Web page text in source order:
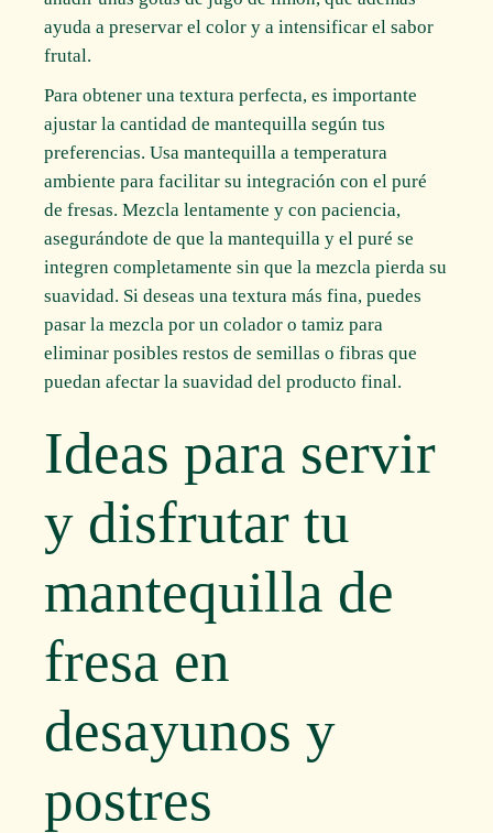
ayuda a preservar el color y a intensificar el sabor
frutal.
Para obtener una textura perfecta, es importante
ajustar la cantidad de mantequilla según tus
preferencias. Usa mantequilla a temperatura
ambiente para facilitar su integración con el puré
de fresas. Mezcla lentamente y con paciencia,
asegurándote de que la mantequilla y el puré se
integren completamente sin que la mezcla pierda su
suavidad. Si deseas una textura más fina, puedes
pasar la mezcla por un colador o tamiz para
eliminar posibles restos de semillas o fibras que
puedan afectar la suavidad del producto final.
Ideas para servir
y disfrutar tu
mantequilla de
fresa en
desayunos y
postres